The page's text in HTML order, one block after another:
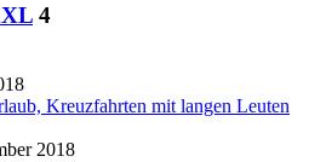
4
Kreuzfahrten mit langen Leuten
2018